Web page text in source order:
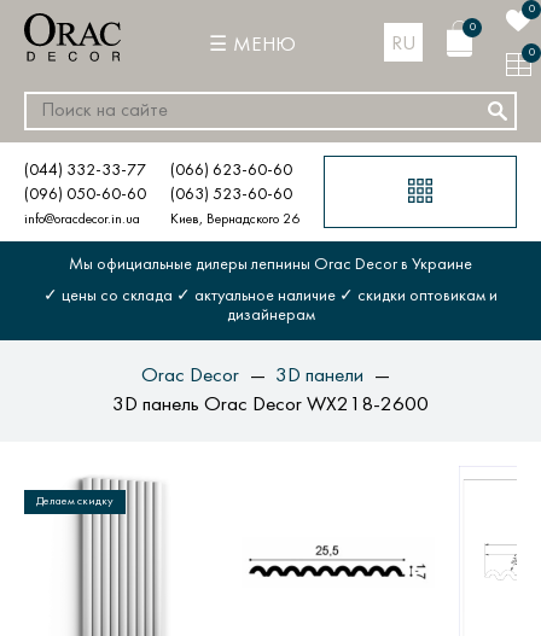
МЕНЮ RU
0
0
0
(044) 332-33-77
(096) 050-60-60
info@oracdecor.in.ua
(066) 623-60-60
(063) 523-60-60
Киев, Вернадского 26
Мы официальные дилеры лепнины Orac Decor в Украине
✓ цены со склада ✓ актуальное наличие ✓ скидки оптовикам и
дизайнерам
Orac Decor
3D панели
3D панель Orac Decor WX218-2600
Делаем скидку